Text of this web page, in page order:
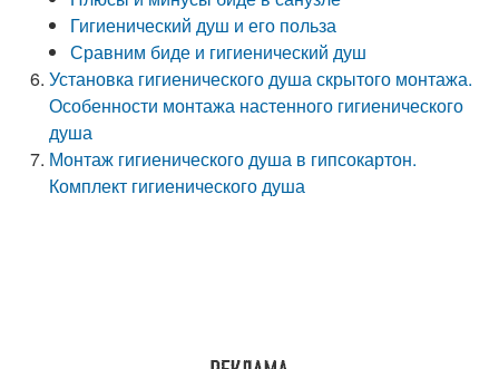
Гигиенический душ и его польза
Сравним биде и гигиенический душ
Установка гигиенического душа скрытого монтажа.
Особенности монтажа настенного гигиенического
душа
Монтаж гигиенического душа в гипсокартон.
Комплект гигиенического душа